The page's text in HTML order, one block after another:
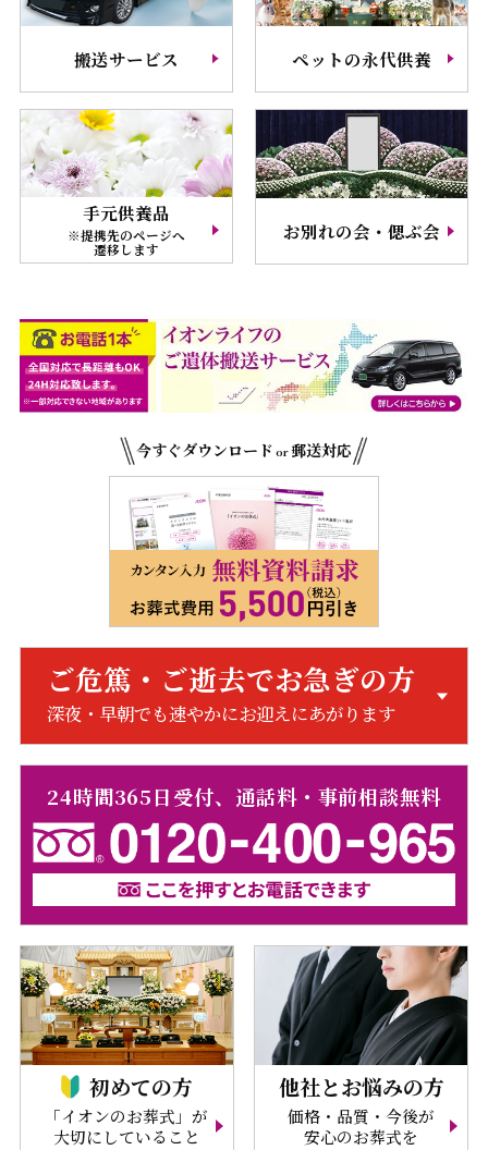
搬送サービス ペットの永代供養
手元供養品
※提携先のページへ
遷移します
お別れの会・偲ぶ会
今すぐダウンロード or郵送対応
ご危篤・ご逝去でお急ぎの方
深夜・早朝でも速やかにお迎えにあがります
24時間365日受付、通話料・事前相談無料
初めての方
「イオンのお葬式」が
大切にしていること
他社とお悩みの方
価格・品質・今後が
安心のお葬式を